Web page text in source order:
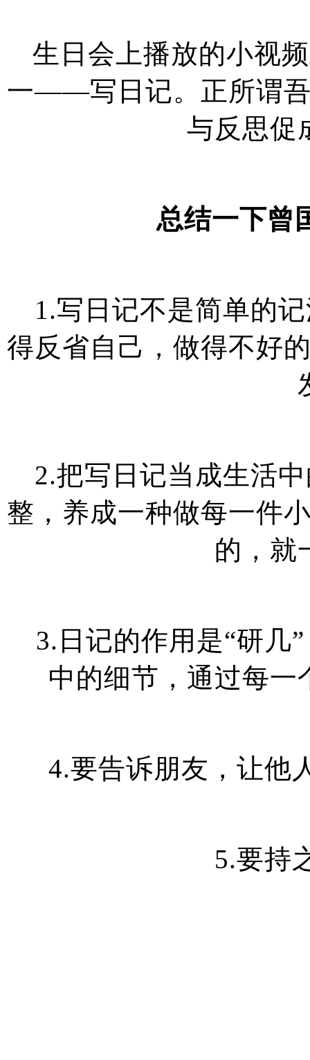
生日会上播放的小视
一——写日记。正所谓
与反思促
总结一下曾
1.写日记不是简单的
得反省自己，做得不好
2.把写日记当成生活
整，养成一种做每一件
的，就
3.日记的作用是“研几
中的细节，通过每一
4.要告诉朋友，让他
5.要持